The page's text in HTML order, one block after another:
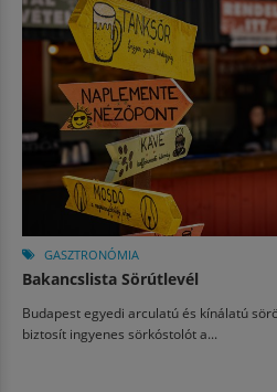
GASZTRONÓMIA
Bakancslista Sörútlevél
Budapest egyedi arculatú és kínálatú
biztosít ingyenes sörkóstolót a...